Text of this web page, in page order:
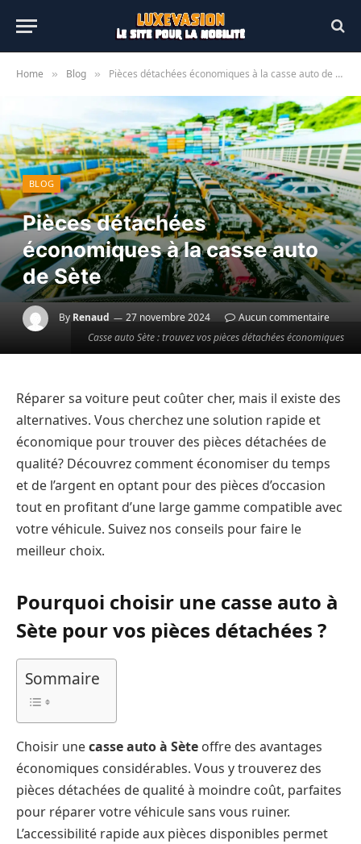
Home » Blog » Pièces détachées économiques à la casse auto de Sète
Casse auto Sète : trouvez vos pièces détachées économiques
BLOG
Pièces détachées
économiques à la casse auto
de Sète
By Renaud 27 novembre 2024 Aucun commentaire
Réparer sa voiture peut coûter cher, mais il existe des
alternatives. Vous cherchez une solution rapide et
économique pour trouver des pièces détachées de
qualité? Découvrez comment économiser du temps
et de l’argent en optant pour des pièces d’occasion
tout en profitant d’une large gamme compatible avec
votre véhicule. Suivez nos conseils pour faire le
meilleur choix.
Pourquoi choisir une casse auto à
Sète pour vos pièces détachées ?
Sommaire
Choisir unecasse auto à Sète offre des avantages
économiques considérables. Vous y trouverez des
pièces détachées de qualité à moindre coût, parfaites
pour réparer votre véhicule sans vous ruiner.
L’accessibilité rapide aux pièces disponibles permet